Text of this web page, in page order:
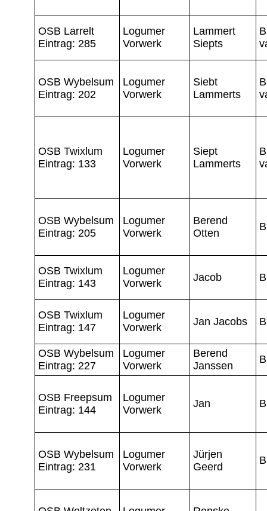
OSB Larrelt
Eintrag: 285
Logumer
Vorwerk
Lammert
Siepts
OSB Wybelsum
Eintrag: 202
Logumer
Vorwerk
Siebt
Lammerts
OSB Twixlum
Eintrag: 133
Logumer
Vorwerk
Siept
Lammerts
OSB Wybelsum
Eintrag: 205
Logumer
Vorwerk
Berend
Otten
OSB Twixlum
Eintrag: 143
Logumer
Vorwerk
Jacob
OSB Twixlum
Eintrag: 147
Logumer
Vorwerk
Jan Jacobs
OSB Wybelsum
Eintrag: 227
Logumer
Vorwerk
Berend
Janssen
OSB Freepsum
Eintrag: 144
Logumer
Vorwerk
Jan
OSB Wybelsum
Eintrag: 231
Logumer
Vorwerk
Jürjen
Geerd